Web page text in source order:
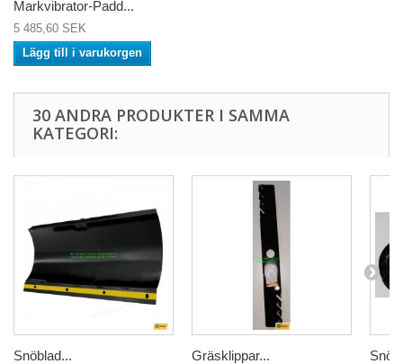
Markvibrator-Padd...
5 485,60 SEK
Lägg till i varukorgen
30 ANDRA PRODUKTER I SAMMA
KATEGORI:
Snöblad... Gräsklippar...